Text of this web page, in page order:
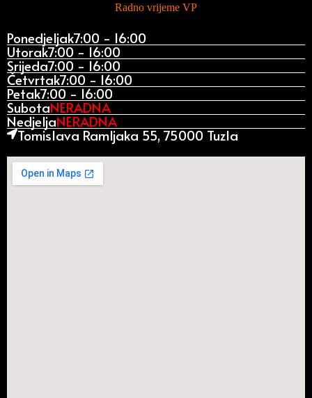
Radno vrijeme VP
Ponedjeljak7:00 - 16:00
Utorak7:00 - 16:00
Srijeda7:00 - 16:00
Četvrtak7:00 - 16:00
Petak7:00 - 16:00
SubotaNERADNA
NedjeljaNERADNA
Tomislava Ramljaka 55, 75000 Tuzla